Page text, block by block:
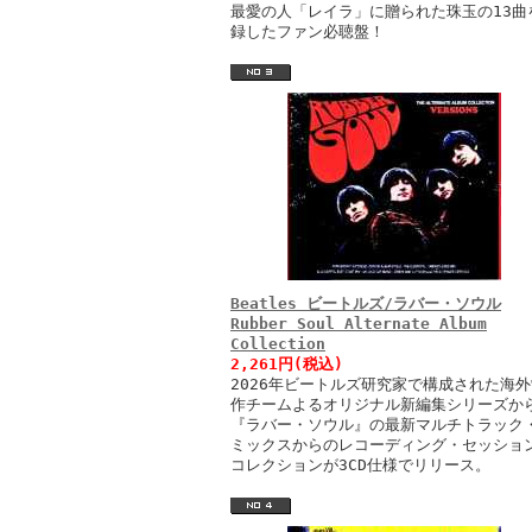
最愛の人「レイラ」に贈られた珠玉の13曲
録したファン必聴盤！
Beatles ビートルズ/ラバー・ソウル
Rubber Soul Alternate Album
Collection
2,261円(税込)
2026年ビートルズ研究家で構成された海外
作チームよるオリジナル新編集シリーズか
『ラバー・ソウル』の最新マルチトラック
ミックスからのレコーディング・セッショ
コレクションが3CD仕様でリリース。